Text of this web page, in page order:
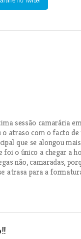
sessão camarária
atraso com o facto
que se alongou
foi o único a chegar a
não, camaradas,
atrasa para a